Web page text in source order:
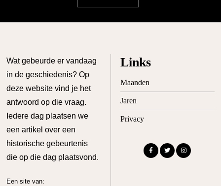
Wat gebeurde er vandaag
in de geschiedenis? Op
deze website vind je het
antwoord op die vraag.
Iedere dag plaatsen we
een artikel over een
historische gebeurtenis
die op die dag plaatsvond.
Een site van:
Links
Maanden
Jaren
Privacy